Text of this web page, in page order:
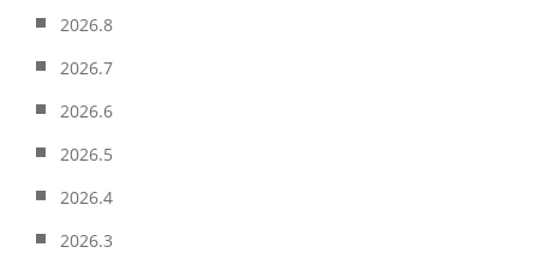
2026.8
2026.7
2026.6
2026.5
2026.4
2026.3